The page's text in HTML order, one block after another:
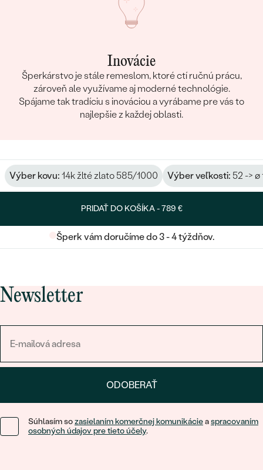
Inovácie
Šperkárstvo je stále remeslom, ktoré ctí ručnú prácu,
zároveň ale využívame aj moderné technológie.
Spájame tak tradíciu s inováciou a vyrábame pre vás to
najlepšie z každej oblasti.
Výber kovu: 14k žlté zlato 585/1000 Výber veľkosti: 52 -> ø
PRIDAŤ DO KOŠÍKA -789 €
Šperk vám doručíme do 3 - 4 týždňov.
Newsletter
ODOBERAŤ
Súhlasím sozasielaním komerčnej komunikácieaspracovaním
osobných údajov pre tieto účely.